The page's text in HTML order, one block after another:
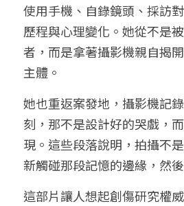
使用手機、自錄鏡頭、採訪
歷程與心理變化。她從不是
者，而是拿著攝影機親自揭
主體。
她也重返案發地，攝影機記
刻，那不是設計好的哭戲，
現。這些段落說明，拍攝不
新觸碰那段記憶的邊緣，然
這部片讓人想起創傷研究權